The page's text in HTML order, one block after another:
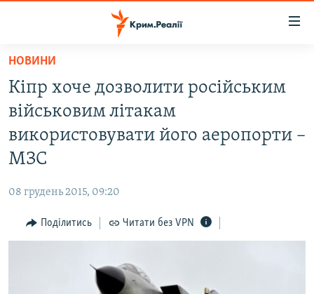
Перейти
основного
матеріалу
до
основної
Перейти
пошуку
ВОДА.КРИМ
ПОЛІТИКА
ПОГЛЯД
ІНТЕРВ'Ю
НОВИНИ
Кіпр хоче дозволити російським
військовим літакам
використовувати його аеропорти –
МЗС
08 грудень 2015, 09:20
Поділитись Читати без VPN